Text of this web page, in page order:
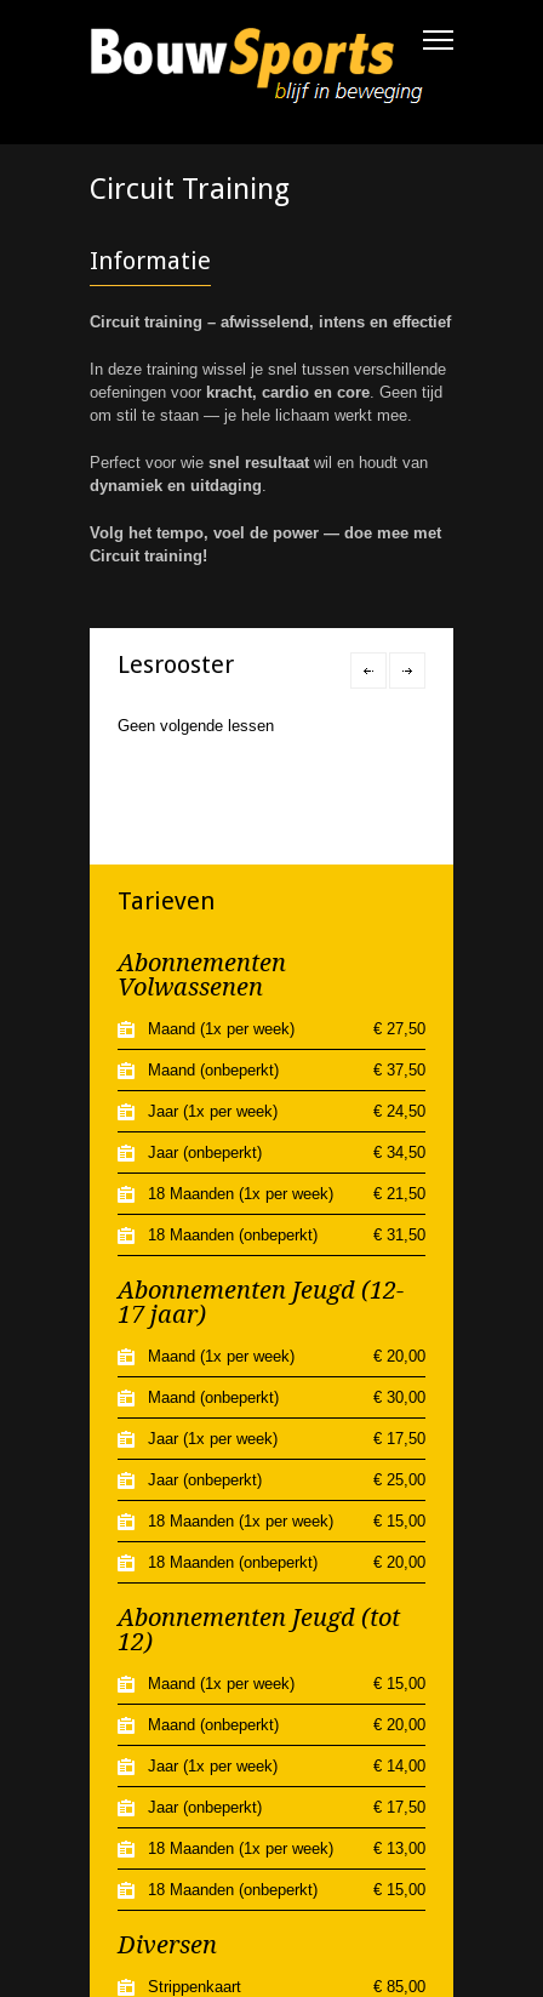
Circuit Training
Informatie
Circuit training – afwisselend, intens en effectief
In deze training wissel je snel tussen verschillende
oefeningen voor kracht, cardio en core. Geen tijd
om stil te staan — je hele lichaam werkt mee.
Perfect voor wie snel resultaat wil en houdt van
dynamiek en uitdaging.
Volg het tempo, voel de power — doe mee met
Circuit training!
Lesrooster
Geen volgende lessen
Tarieven
Abonnementen
Volwassenen
Maand (1x per week) € 27,50
Maand (onbeperkt) € 37,50
Jaar (1x per week) € 24,50
Jaar (onbeperkt) € 34,50
18 Maanden (1x per week) € 21,50
18 Maanden (onbeperkt) € 31,50
Abonnementen Jeugd (12-
17 jaar)
Maand (1x per week) € 20,00
Maand (onbeperkt) € 30,00
Jaar (1x per week) € 17,50
Jaar (onbeperkt) € 25,00
18 Maanden (1x per week) € 15,00
18 Maanden (onbeperkt) € 20,00
Abonnementen Jeugd (tot
12)
Maand (1x per week) € 15,00
Maand (onbeperkt) € 20,00
Jaar (1x per week) € 14,00
Jaar (onbeperkt) € 17,50
18 Maanden (1x per week) € 13,00
18 Maanden (onbeperkt) € 15,00
Diversen
Strippenkaart € 85,00